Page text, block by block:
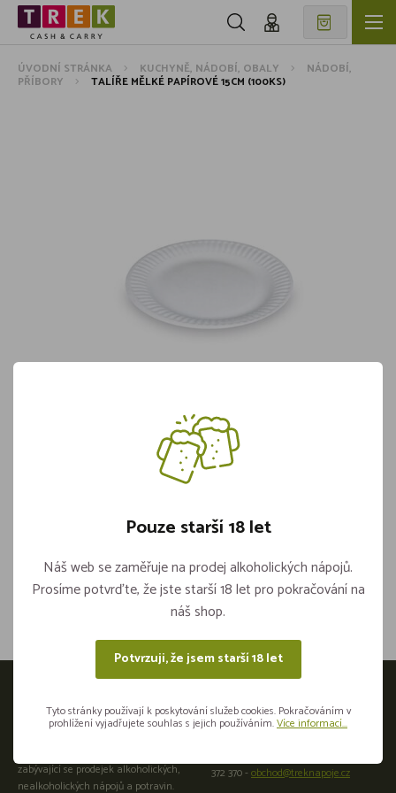
ÚVODNÍ STRÁNKA KUCHYNĚ, NÁDOBÍ, OBALY NÁDOBÍ,
PŘÍBORY TALÍŘE MĚLKÉ PAPÍROVÉ 15CM (100KS)
Talíře Mělké Papírové 15cm (100ks)
Sdílejte na sítích
zabývající se prodejek alkoholických,
nealkoholických nápojů a potravin.
Otevírací doba
372 370 -obchod@treknapoje.cz
Pouze starší 18 let
Náš web se zaměřuje na prodej alkoholických nápojů.
Prosíme potvrďte, že jste starší 18 let pro pokračování na
náš shop.
Potvrzuji, že jsem starší 18 let
Tyto stránky používají k poskytování služeb cookies. Pokračováním v
prohlížení vyjadřujete souhlas s jejich používáním.Více informací...